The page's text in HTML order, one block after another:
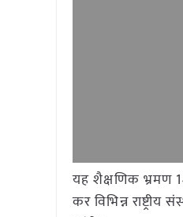
यह शैक्षणिक भ्रमण
कर विभिन्न